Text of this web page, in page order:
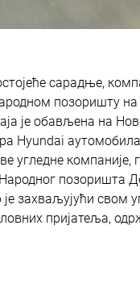
сарадње,
позоришту
је обављена на
Hyundai
угледне компаније,
позоришта
захваљујући свом
пријатеља,